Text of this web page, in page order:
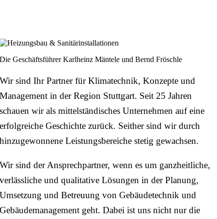
Die Geschäftsführer Karlheinz Mäntele und Bernd Fröschle
Wir sind Ihr Partner für Klimatechnik, Konzepte und
Management in der Region Stuttgart. Seit 25 Jahren
schauen wir als mittelständisches Unternehmen auf eine
erfolgreiche Geschichte zurück. Seither sind wir durch
hinzugewonnene Leistungsbereiche stetig gewachsen.
Wir sind der Ansprechpartner, wenn es um ganzheitliche,
verlässliche und qualitative Lösungen in der Planung,
Umsetzung und Betreuung von Gebäudetechnik und
Gebäudemanagement geht. Dabei ist uns nicht nur die